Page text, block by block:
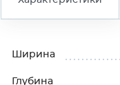
Ширина
Глубина